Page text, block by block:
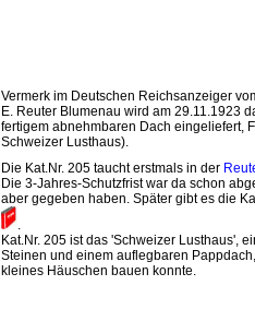
Vermerk im Deutschen Reichsanzeiger
E. Reuter Blumenau wird am 29.11.1923
fertigem abnehmbaren Dach eingeliefert,
Schweizer Lusthaus).
Die Kat.Nr. 205 taucht erstmals in der
Die 3-Jahres-Schutzfrist war da schon
aber gegeben haben. Später gibt es die
.
Kat.Nr. 205 ist das 'Schweizer Lusthaus',
Steinen und einem auflegbaren
kleines Häuschen bauen konnte.